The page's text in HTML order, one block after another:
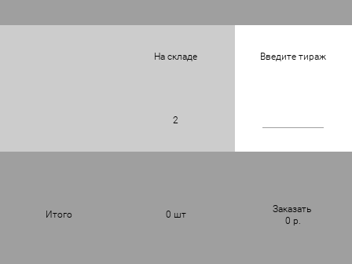
На складе Введите тираж
2
Итого 0 шт
Заказать
0 р.